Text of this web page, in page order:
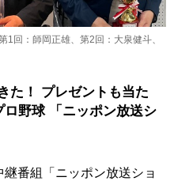
回：師岡正雄、第2回：大泉健斗、
た！ プレゼントも当た
野球 「ニッポン放送シ
番組「ニッポン放送ショ